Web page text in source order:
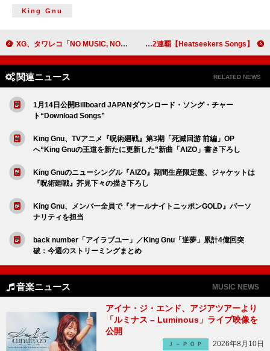
King Gnu
XG、タワレコ「NO MUSIC, NO LIFE.」ポスターに初登場 メイキング＆インタビュー動画も公開予定 【Heatseekers Songs】ハンバート ハンバート「笑ったり転んだり」が2連覇
関連ニュース RELATED NEWS
1月14日公開Billboard JAPANダウンロード・ソング・チャー
ト“Download Songs”
King Gnu、TVアニメ『呪術廻戦』第3期「死滅回游 前編」OP
へ“King Gnuの王道を新たに更新した”新曲「AIZO」書き下ろし
King Gnuのニューシングル『AIZO』期間生産限定盤、ジャケットは
『呪術廻戦』芥見下々の描き下ろし
King Gnu、メンバー全員で『オールナイトニッポンGOLD』パーソ
ナリティを担当
back number「アイラブユー」／King Gnu「逆夢」累計4億回突
破：今週のストリーミングまとめ
音楽ニュース MUSIC NEWS
アイナ・ジ・エンド、アジアツアーより
「ルミナス – Luminous」ライブ映像を
公開
Ｊ－ＰＯＰ 2026年8月10日